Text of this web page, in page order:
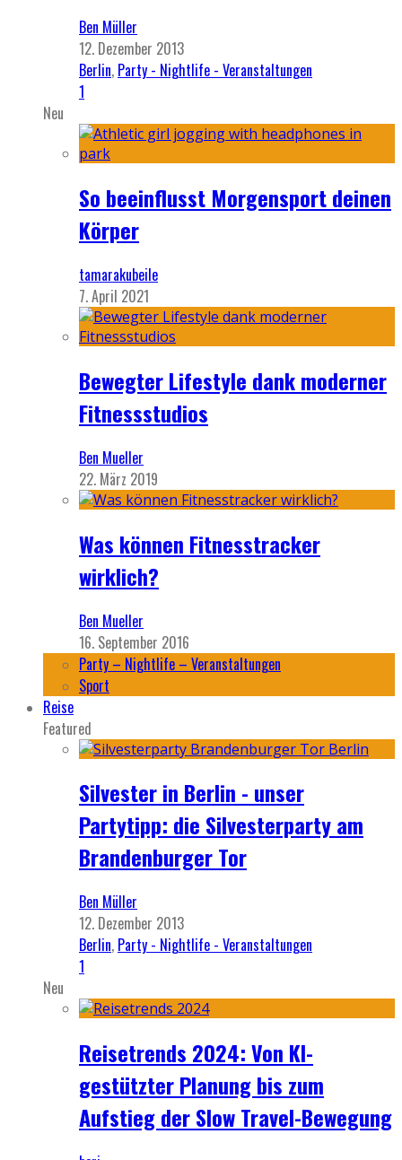
Ben Müller
12. Dezember 2013
Berlin, Party - Nightlife - Veranstaltungen
1
Neu
So beeinflusst Morgensport deinen
Körper
tamarakubeile
7. April 2021
Bewegter Lifestyle dank moderner
Fitnessstudios
Ben Mueller
22. März 2019
Was können Fitnesstracker
wirklich?
Ben Mueller
16. September 2016
Party – Nightlife – Veranstaltungen
Sport
Reise
Featured
Silvester in Berlin - unser
Partytipp: die Silvesterparty am
Brandenburger Tor
Ben Müller
12. Dezember 2013
Berlin, Party - Nightlife - Veranstaltungen
1
Neu
Reisetrends 2024: Von KI-
gestützter Planung bis zum
Aufstieg der Slow Travel-Bewegung